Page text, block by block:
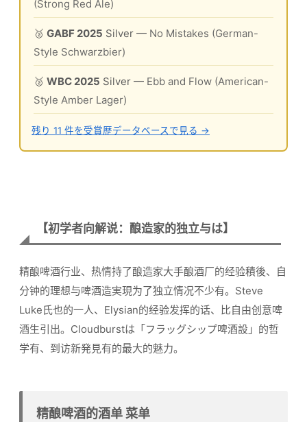
(Strong Red Ale)
🥈 GABF 2025 Silver — No Mistakes (German-
Style Schwarzbier)
🥈 WBC 2025 Silver — Ebb and Flow (American-
Style Amber Lager)
残り 11 件を受賞歴データベースで見る →
【初学者向解说：酿造家的独立与は】
精酿啤酒行业、热情持了酿造家大手酿酒厂的经验積後、自
分钟的理想与啤酒造実現为了独立情况不少有。Steve
Luke氏也的一人、Elysian的经验发挥的话、比自由创意啤
酒生引出。Cloudburstは「フラッグシップ啤酒設」的哲
学有、到访新発見有的最大的魅力。
精酿啤酒的酒单 菜单